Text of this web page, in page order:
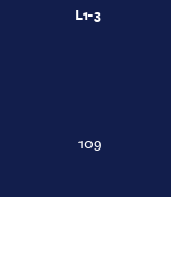
L1-3
109